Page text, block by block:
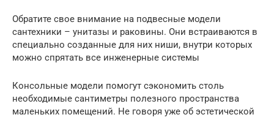
Обратите свое внимание на подвесные модели
сантехники – унитазы и раковины. Они встраиваются в
специально созданные для них ниши, внутри которых
можно спрятать все инженерные системы
Консольные модели помогут сэкономить столь
необходимые сантиметры полезного пространства
маленьких помещений. Не говоря уже об эстетической